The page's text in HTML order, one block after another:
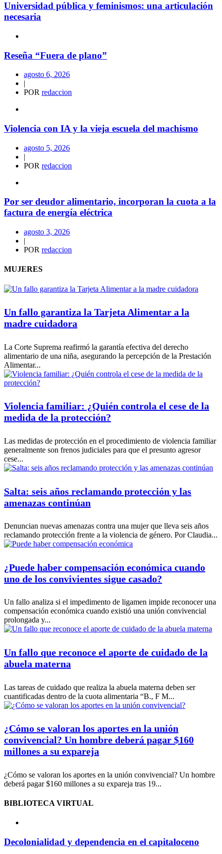
Universidad pública y feminismos: una articulación
necesaria
Reseña “Fuera de plano”
agosto 6, 2026
|
POR redaccion
Violencia con IA y la vieja escuela del machismo
agosto 5, 2026
|
POR redaccion
Por ser deudor alimentario, incorporan la cuota a la
factura de energía eléctrica
agosto 3, 2026
|
POR redaccion
MUJERES
Un fallo garantiza la Tarjeta Alimentar a la
madre cuidadora
La Corte Suprema reafirmó la garantía efectiva del derecho
alimentario de una niña, asegurando la percepción de la Prestación
Alimentar...
Violencia familiar: ¿Quién controla el cese de la
medida de la protección?
Las medidas de protección en el procedimiento de violencia familiar
generalmente son frenos judiciales para que el presunto agresor
cese...
Salta: seis años reclamando protección y las
amenazas continúan
Denuncian nuevas amenazas contra una mujer que lleva seis años
reclamando protección frente a la violencia de género. Por Claudia...
¿Puede haber compensación económica cuando
uno de los convivientes sigue casado?
Un fallo analiza si el impedimento de ligamen impide reconocer una
compensación económica cuando existió una unión convivencial
prolongada y...
Un fallo que reconoce el aporte de cuidado de la
abuela materna
Las tareas de cuidado que realiza la abuela materna deben ser
cuantificadas dentro de la cuota alimentaria “B., F M...
¿Cómo se valoran los aportes en la unión
convivencial? Un hombre deberá pagar $160
millones a su expareja
¿Cómo se valoran los aportes en la unión convivencial? Un hombre
deberá pagar $160 millones a su expareja tras 19...
BIBLIOTECA VIRTUAL
Decolonialidad y dependencia en el capitaloceno